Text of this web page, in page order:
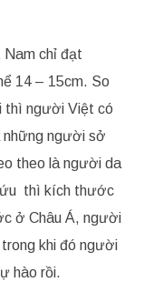
Nam chỉ đạt
14 – 15cm. So
thì người Việt có
người sở
theo là người da
thì kích thước
ở Châu Á, người
khi đó người
hào rồi.